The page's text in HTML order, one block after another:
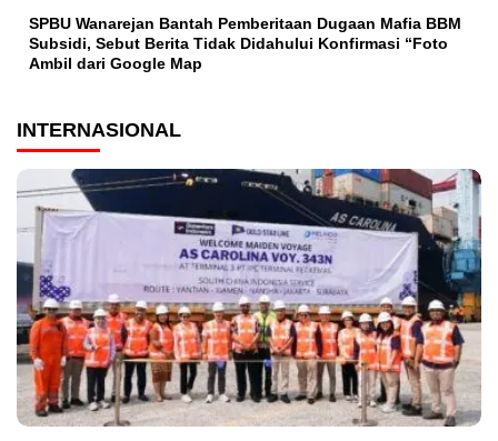
SPBU Wanarejan Bantah Pemberitaan Dugaan Mafia BBM
Subsidi, Sebut Berita Tidak Didahului Konfirmasi “Foto
Ambil dari Google Map
INTERNASIONAL